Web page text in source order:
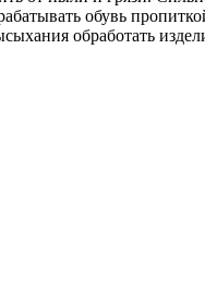
обувь
обработать